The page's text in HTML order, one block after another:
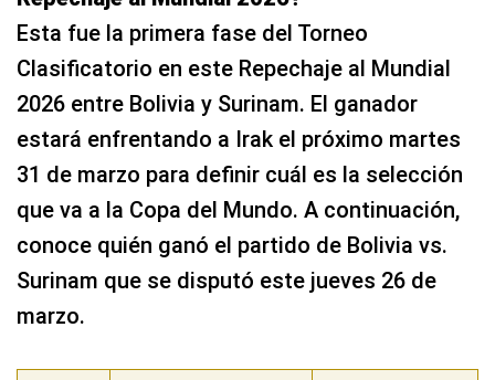
Esta fue la primera fase del Torneo
Clasificatorio en este Repechaje al Mundial
2026 entre Bolivia y Surinam. El ganador
estará enfrentando a Irak el próximo martes
31 de marzo para definir cuál es la selección
que va a la Copa del Mundo. A continuación,
conoce quién ganó el partido de Bolivia vs.
Surinam que se disputó este jueves 26 de
marzo.